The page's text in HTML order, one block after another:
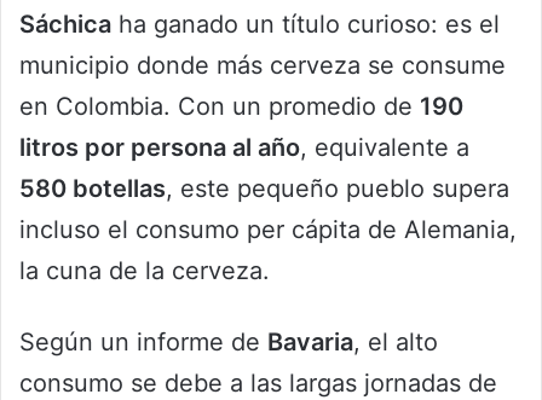
Sáchica ha ganado un título curioso: es el
municipio donde más cerveza se consume
en Colombia. Con un promedio de 190
litros por persona al año, equivalente a
580 botellas, este pequeño pueblo supera
incluso el consumo per cápita de Alemania,
la cuna de la cerveza.
Según un informe de Bavaria, el alto
consumo se debe a las largas jornadas de